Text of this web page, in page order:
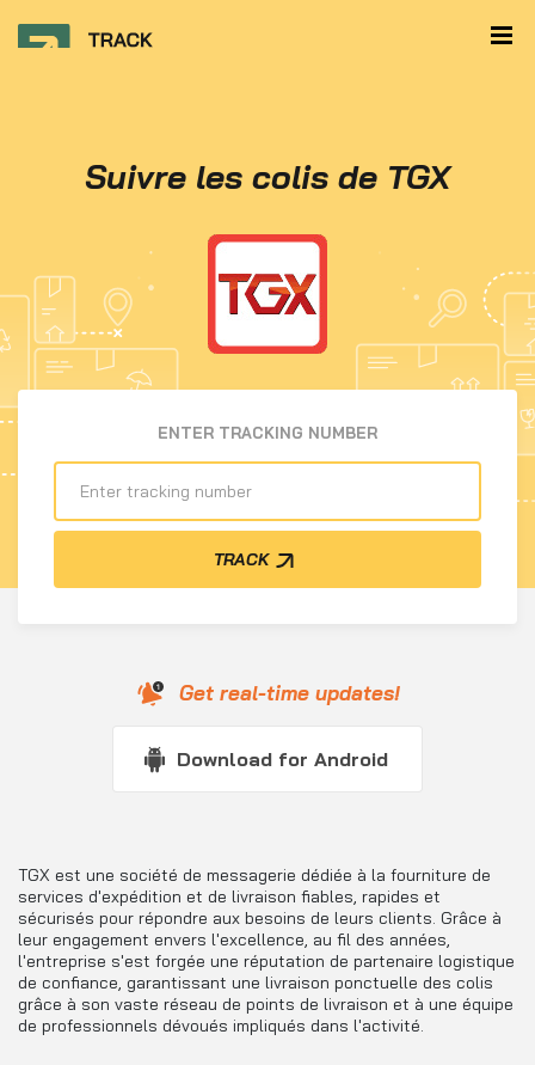
Suivre les colis de TGX
ENTER TRACKING NUMBER
TRACK
Get real-time updates!
Download for Android
TGX est une société de messagerie dédiée à la fourniture de
services d'expédition et de livraison fiables, rapides et
sécurisés pour répondre aux besoins de leurs clients. Grâce à
leur engagement envers l'excellence, au fil des années,
l'entreprise s'est forgée une réputation de partenaire logistique
de confiance, garantissant une livraison ponctuelle des colis
grâce à son vaste réseau de points de livraison et à une équipe
de professionnels dévoués impliqués dans l'activité.